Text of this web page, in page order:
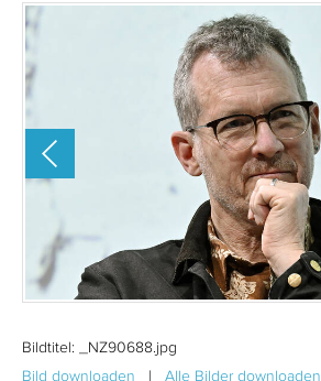
Bildtitel:
_NZ90688.jpg
Bild downloaden
| Alle Bilder downloaden